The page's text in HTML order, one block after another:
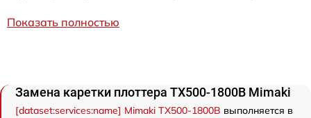
Показать полностью
Замена каретки плоттера TX500-1800B Mimaki
[dataset:services:name] Mimaki TX500-1800B выполняется в